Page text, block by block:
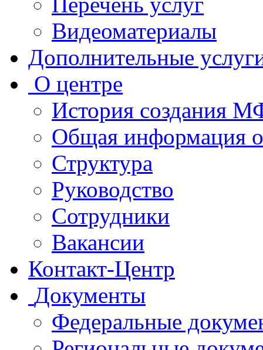
Видеоматериалы
Дополнительные
О центре
История создания
Общая
Структура
Руководство
Сотрудники
Вакансии
Контакт-Центр
Документы
Федеральные